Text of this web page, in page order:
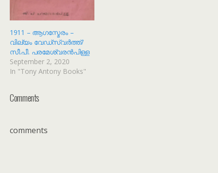
1911 – ആഗസ്മേരം –
വില്യം വേഡ്‌സ്‌വർത്ത്/
സീ.പീ. പരമേശ്വരൻപിള്ള
September 2, 2020
In "Tony Antony Books"
Comments
comments